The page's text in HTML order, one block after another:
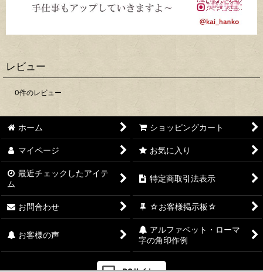
レビュー
0件のレビュー
ホーム ショッピングカート
マイページ お気に入り
最近チェックしたアイテ
ム
特定商取引法表示
お問合わせ ☆お客様掲示板☆
お客様の声
アルファベット・ローマ
字の角印作例